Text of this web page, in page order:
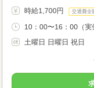
時給1,700円 交通費全
10：00〜16：00（実
土曜日 日曜日 祝日